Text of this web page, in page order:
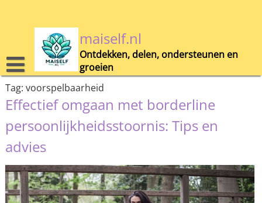
maiself.nl
Ontdekken, delen, ondersteunen en
groeien
Tag: voorspelbaarheid
Effectief omgaan met borderline
persoonlijkheidsstoornis: Tips en
advies